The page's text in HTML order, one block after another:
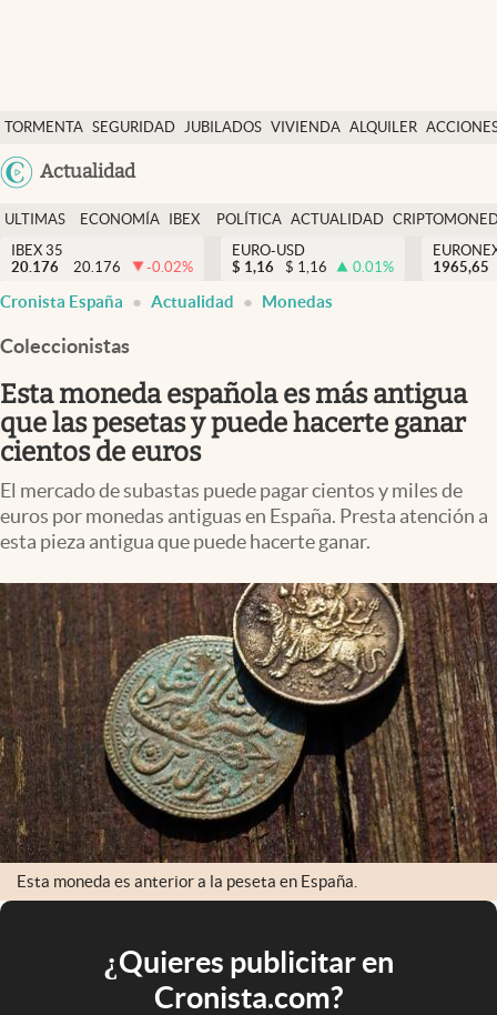
TORMENTA SEGURIDAD JUBILADOS VIVIENDA ALQUILER
USA
Actualidad
Economía y finanzas
Política
Actualidad
Criptomonedas
España
ULTIMAS
NOTICIAS
ECONOMÍA
FINANZAS
IBEX
EURO
POLÍTICA ACTUALIDAD
IBEX 35
20.176
20.176 -0.02%
EURO-USD
$ 1,16 $ 1,16 0.01%
1965,65
Cronista España Actualidad Monedas
Coleccionistas
Esta moneda española es más antigua
que las pesetas y puede hacerte ganar
cientos de euros
El mercado de subastas puede pagar cientos y miles de
euros por monedas antiguas en España. Presta atención a
esta pieza antigua que puede hacerte ganar.
Esta moneda es anterior a la peseta en España.
¿Quieres publicitar en
Cronista.com?